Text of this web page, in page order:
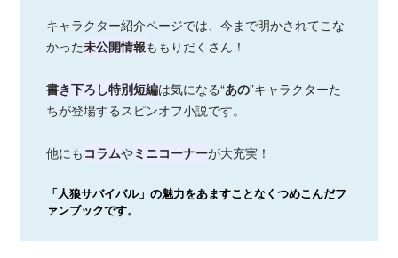
キャラクター紹介ページでは、今まで明かされてこな
かった未公開情報ももりだくさん！
書き下ろし特別短編は気になる“あの”キャラクターた
ちが登場するスピンオフ小説です。
他にも コラムやミニコーナーが大充実！
「人狼サバイバル」の魅力をあますことなくつめこんだフ
ァンブックです。